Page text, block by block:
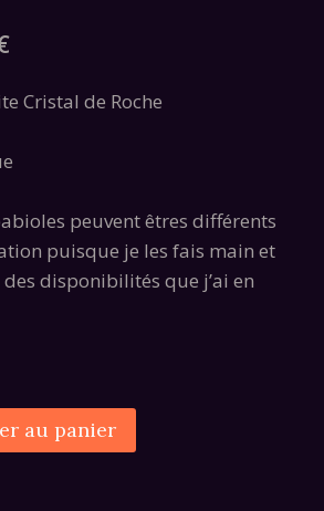
Le
actuel
est :
Cristal de Roche
peuvent êtres différents
puisque je les fais main et
disponibilités que j’ai en
au panier